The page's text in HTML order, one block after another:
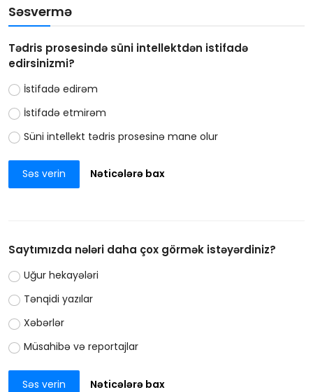
Səsvermə
Tədris prosesində süni intellektdən istifadə
edirsinizmi?
İstifadə edirəm
İstifadə etmirəm
Süni intellekt tədris prosesinə mane olur
Səs verin Nəticələrə bax
Saytımızda nələri daha çox görmək istəyərdiniz?
Uğur hekayələri
Tənqidi yazılar
Xəbərlər
Müsahibə və reportajlar
Səs verin Nəticələrə bax